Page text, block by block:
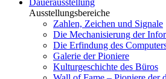
Ausstellungsbereiche
Zahlen, Zeichen und Signale
Die Mechanisierung der
Die Erfindung des
Galerie der Pioniere
Kulturgeschichte des Büros